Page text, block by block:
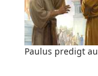
Paulus predigt